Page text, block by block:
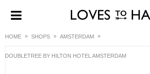
HOME SHOPS AMSTERDAM
DOUBLETREE BY HILTON HOTEL AMSTERDAM